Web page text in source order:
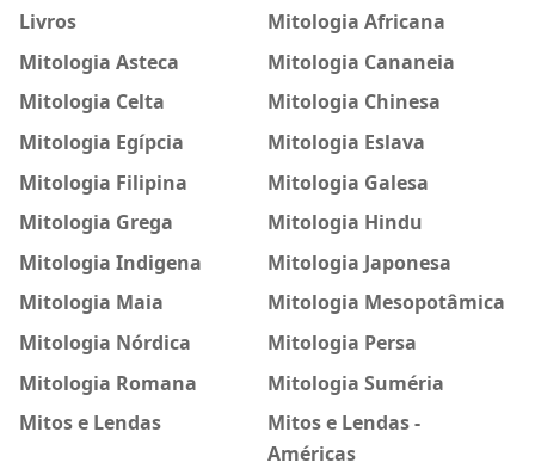
Livros
Mitologia Africana
Mitologia Asteca
Mitologia Cananeia
Mitologia Celta
Mitologia Chinesa
Mitologia Egípcia
Mitologia Eslava
Mitologia Filipina
Mitologia Galesa
Mitologia Grega
Mitologia Hindu
Mitologia Indigena
Mitologia Japonesa
Mitologia Maia
Mitologia Mesopotâmica
Mitologia Nórdica
Mitologia Persa
Mitologia Romana
Mitologia Suméria
Mitos e Lendas
Mitos e Lendas -
Américas